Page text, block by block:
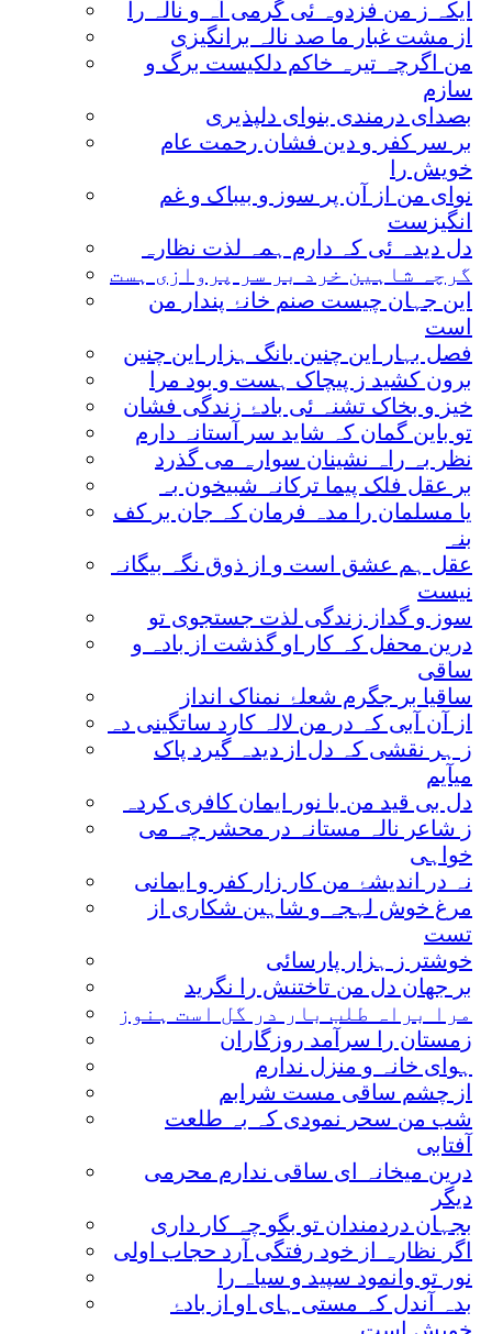
ایکہ ز من فزدوہ ئی گرمی آہ و نالہ را
از مشت غبار ما صد نالہ برانگیزی
من اگرچہ تیرہ خاکم دلکیست برگ و
سازم
بصدای درمندی بنوای دلپذیری
بر سر کفر و دین فشان رحمت عام
خویش را
نوای من از آن پر سوز و بیباک و غم
انگیزست
دل دیدہ ئی کہ دارم ہمہ لذت نظارہ
گرچہ شاہین خرد بر سر پروازی ہست
این جہان چیست صنم خانۂ پندار من
است
فصل بہار این چنین بانگ ہزار این چنین
برون کشید ز پیچاک ہست و بود مرا
خیز و بخاک تشنہ ئی بادۂ زندگی فشان
تو باین گمان کہ شاید سر آستانہ دارم
نظر بہ راہ نشینان سوارہ می گذرد
بر عقل فلک پیما ترکانہ شبیخون بہ
یا مسلمان را مدہ فرمان کہ جان بر کف
بنہ
عقل ہم عشق است و از ذوق نگہ بیگانہ
نیست
سوز و گداز زندگی لذت جستجوی تو
درین محفل کہ کار او گذشت از بادہ و
ساقی
ساقیا بر جگرم شعلۂ نمناک انداز
از آن آبی کہ در من لالہ کارد ساتگینی دہ
ز ہر نقشی کہ دل از دیدہ گیرد پاک
میآیم
دل بی قید من با نور ایمان کافری کردہ
ز شاعر نالہ مستانہ در محشر چہ می
خواہی
نہ در اندیشۂ من کار زار کفر و ایمانی
مرغ خوش لہجہ و شاہین شکاری از
تست
خوشتر ز ہزار پارسائی
بر جھان دل من تاختنش را نگرید
مرا براہ طلب بار در گل است ہنوز
زمستان را سرآمد روزگاران
ہوای خانہ و منزل ندارم
از چشم ساقی مست شرابم
شب من سحر نمودی کہ بہ طلعت
آفتابی
درین میخانہ ای ساقی ندارم محرمی
دیگر
بجہان دردمندان تو بگو چہ کار داری
اگر نظارہ از خود رفتگی آرد حجاب اولی
نور تو وانمود سپید و سیاہ را
بدہ آندل کہ مستی ہای او از بادۂ